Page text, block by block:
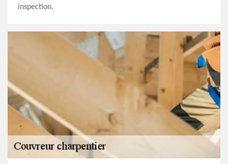
inspection.